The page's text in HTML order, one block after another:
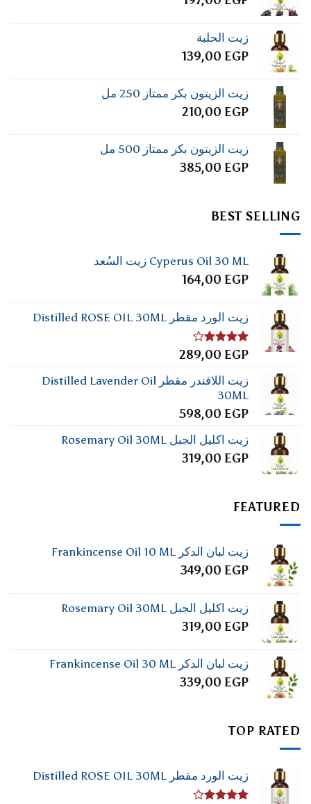
زيت الحلبة
139,00 EGP
زيت الزيتون بكر ممتاز 250 مل
210,00 EGP
زيت الزيتون بكر ممتاز 500 مل
385,00 EGP
BEST SELLING
Cyperus Oil 30 ML زيت السُعد
164,00 EGP
زيت الورد مقطر Distilled ROSE OIL 30ML
تم
من
5
289,00 EGP
زيت اللافندر مقطر Distilled Lavender Oil
30ML
598,00 EGP
زيت اكليل الجبل Rosemary Oil 30ML
319,00 EGP
FEATURED
زيت لبان الدكر Frankincense Oil 10 ML
349,00 EGP
زيت اكليل الجبل Rosemary Oil 30ML
319,00 EGP
زيت لبان الدكر Frankincense Oil 30 ML
339,00 EGP
TOP RATED
زيت الورد مقطر Distilled ROSE OIL 30ML